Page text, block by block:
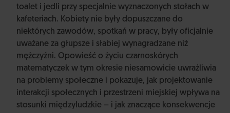
toalet i jedli przy specjalnie wyznaczonych stołach w
kafeteriach. Kobiety nie były dopuszczane do
niektórych zawodów, spotkań w pracy, były oficjalnie
uważane za głupsze i słabiej wynagradzane niż
mężczyźni. Opowieść o życiu czarnoskórych
matematyczek w tym okresie niesamowicie uwrażliwia
na problemy społeczne i pokazuje, jak projektowanie
interakcji społecznych i przestrzeni miejskiej wpływa na
stosunki międzyludzkie – i jak znaczące konsekwencje